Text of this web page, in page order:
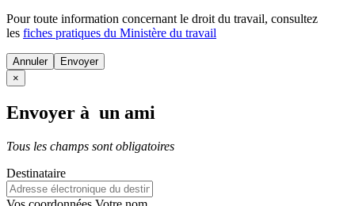
Pour toute information concernant le droit du travail, consultez
les fiches pratiques du Ministère du travail
Annuler
×
Envoyer à un ami
Tous les champs sont obligatoires
Destinataire